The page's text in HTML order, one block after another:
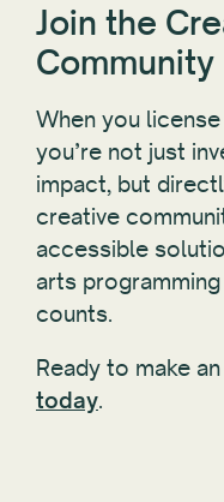
Join the
Community
When you
you’re not just
impact, but
creative
accessible
arts
counts.
Ready to make
today.